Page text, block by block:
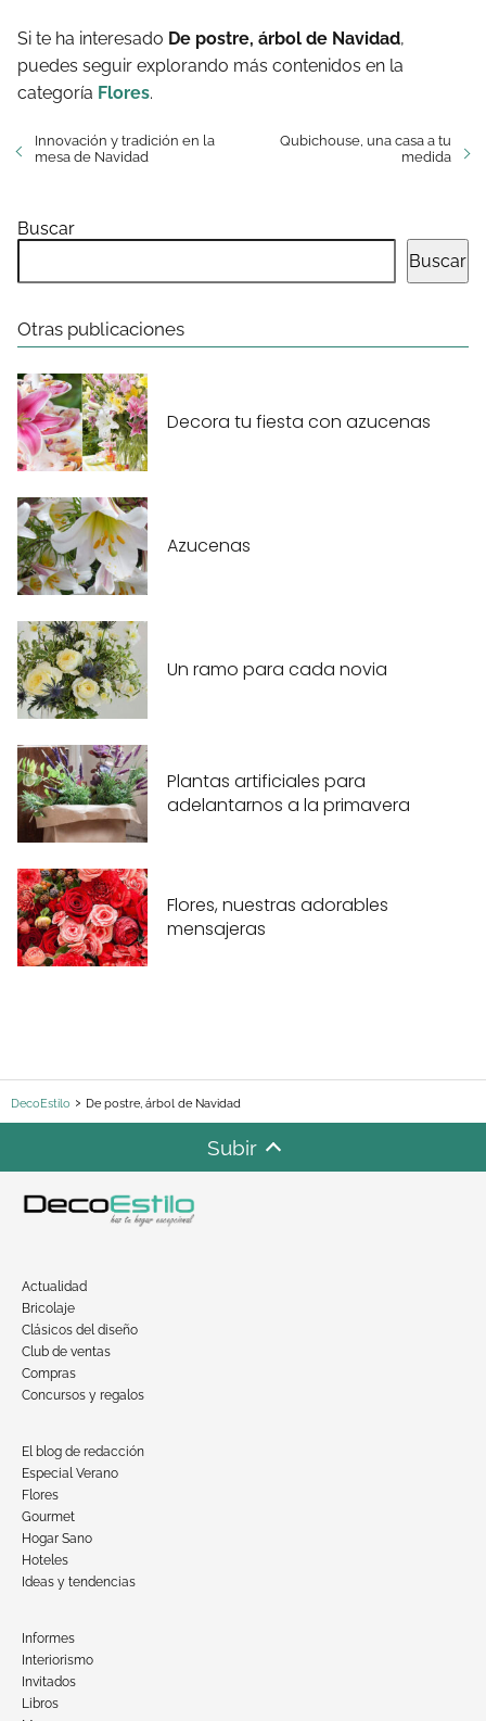
Si te ha interesado De postre, árbol de Navidad,
puedes seguir explorando más contenidos en la
categoría Flores.
Innovación y tradición en la
mesa de Navidad
Qubichouse, una casa a tu
medida
Buscar
Buscar
Otras publicaciones
Decora tu fiesta con azucenas
Azucenas
Un ramo para cada novia
Plantas artificiales para
adelantarnos a la primavera
Flores, nuestras adorables
mensajeras
DecoEstilo De postre, árbol de Navidad
Subir
Actualidad
Bricolaje
Clásicos del diseño
Club de ventas
Compras
Concursos y regalos
El blog de redacción
Especial Verano
Flores
Gourmet
Hogar Sano
Hoteles
Ideas y tendencias
Informes
Interiorismo
Invitados
Libros